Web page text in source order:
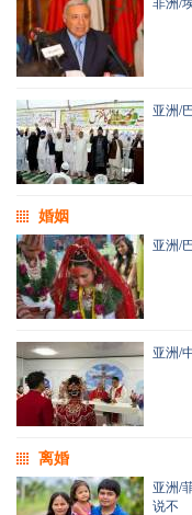
亚洲/
婚姻
亚洲/
亚洲/
离婚
亚洲/
说不